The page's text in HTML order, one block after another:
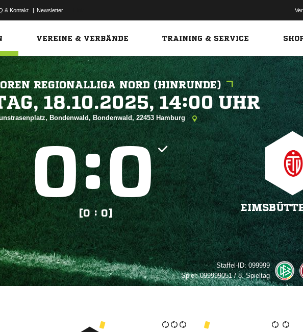
& Kontakt | Newsletter
VEREINE & VERBÄNDE TRAINING & SERVICE
REGIONALLIGA NORD (HINRUNDE)
  
Bondenwald, Bondenwald, 22453 Hamburg
:
[0 : 0]
Staffel-ID: 099999
Spiel:099999051 / 8. Spieltag